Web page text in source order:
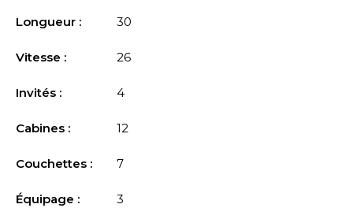
Longueur : 30
Vitesse : 26
Invités : 4
Cabines : 12
Couchettes : 7
Équipage : 3